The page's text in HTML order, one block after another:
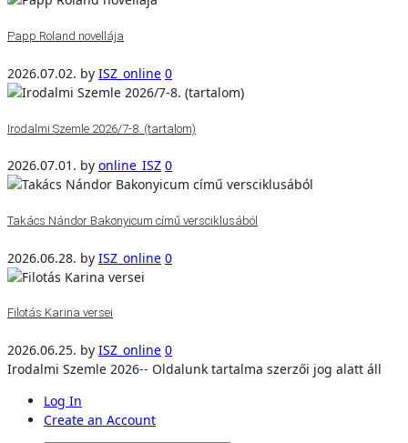
Papp Roland novellája
2026.07.02. by ISZ_online 0
Irodalmi Szemle 2026/7-8. (tartalom)
2026.07.01. by online_ISZ 0
Takács Nándor Bakonyicum című versciklusából
2026.06.28. by ISZ_online 0
Filotás Karina versei
2026.06.25. by ISZ_online 0
Irodalmi Szemle 2026-- Oldalunk tartalma szerzői jog alatt áll
Log In
Create an Account